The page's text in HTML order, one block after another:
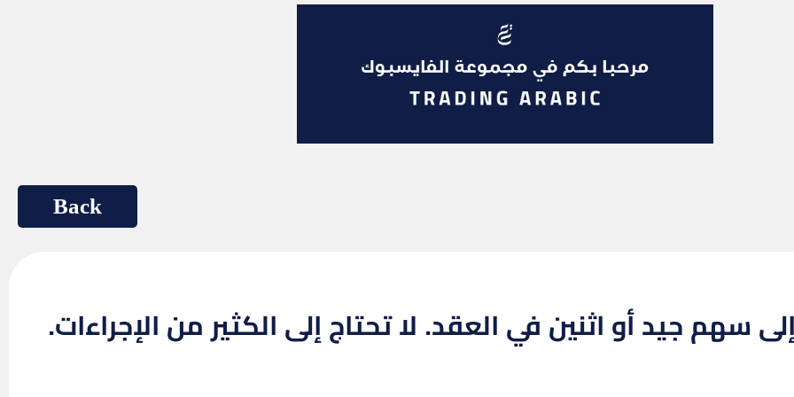
سهم جيد أو اثنين في العقد. لا تحتاج إلى الكثير من الإجراءات.